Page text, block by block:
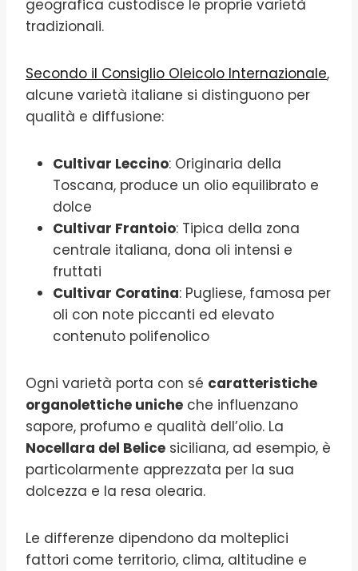
geografica custodisce le proprie varietà
tradizionali.
Secondo il Consiglio Oleicolo Internazionale,
alcune varietà italiane si distinguono per
qualità e diffusione:
Cultivar Leccino: Originaria della
Toscana, produce un olio equilibrato e
dolce
Cultivar Frantoio: Tipica della zona
centrale italiana, dona oli intensi e
fruttati
Cultivar Coratina: Pugliese, famosa per
oli con note piccanti ed elevato
contenuto polifenolico
Ogni varietà porta con sé caratteristiche
organolettiche uniche che influenzano
sapore, profumo e qualità dell’olio. La
Nocellara del Belice siciliana, ad esempio, è
particolarmente apprezzata per la sua
dolcezza e la resa olearia.
Le differenze dipendono da molteplici
fattori come territorio, clima, altitudine e